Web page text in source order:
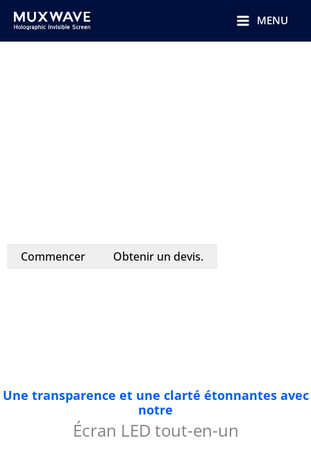
MENU
Commencer Obtenir un devis.
Une transparence et une clarté étonnantes avec
notre
Écran LED tout-en-un